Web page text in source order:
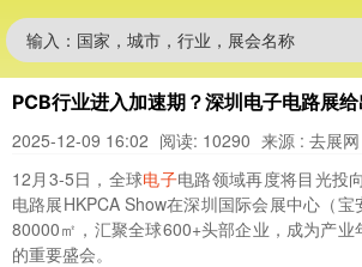
输入：国家，城市，行业，展会名称
PCB行业进入加速期？深圳电子电路展
2025-12-09 16:02 阅读: 10290 来源 : 去展网
12月3-5日，全球电子电路领域再度将目光投
电路展HKPCA Show在深圳国际会展中心（
80000㎡，汇聚全球600+头部企业，成为产
的重要盛会。